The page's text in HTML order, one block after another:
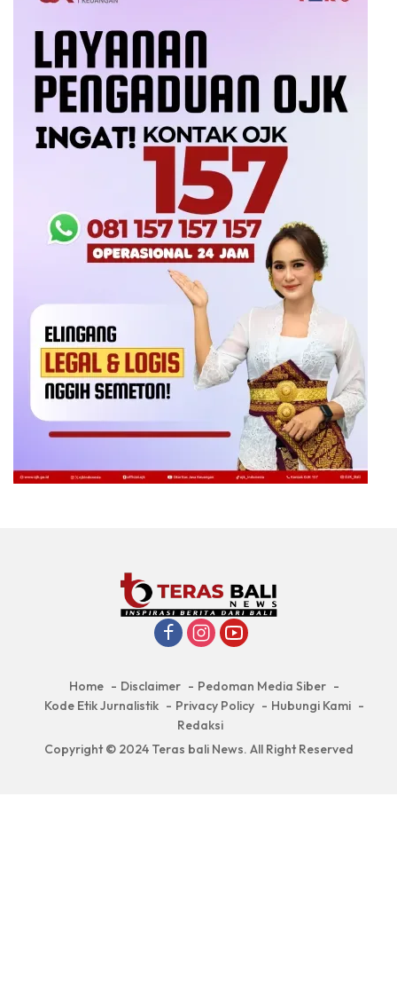
Home Disclaimer
Pedoman Media Siber
Kode Etik Jurnalistik
Privacy Policy
Hubungi Kami
Redaksi
Copyright © 2024 Teras bali News. All Right Reserved